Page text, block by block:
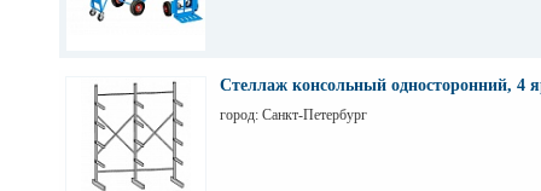
Стеллаж консольный односторонний, 4
город: Санкт-Петербург